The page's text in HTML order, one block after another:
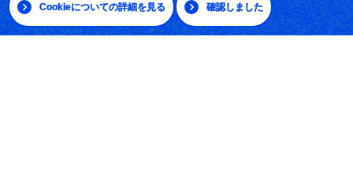
Cookieについての詳細を見る 確認しました
サイトマップ
日本語 | English